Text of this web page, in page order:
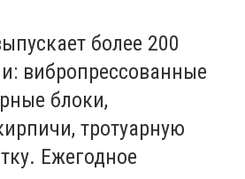
более 200
вибропрессованные
блоки,
тротуарную
Ежегодное